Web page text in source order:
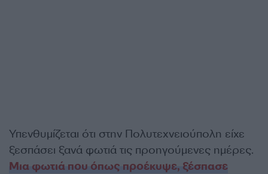
Υπενθυμίζεται ότι στην Πολυτεχνειούπολη είχε
ξεσπάσει ξανά φωτιά τις προηγούμενες ημέρες.
Μια φωτιά που όπως προέκυψε, ξέσπασε